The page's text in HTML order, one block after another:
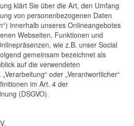
klärt Sie über die Art, den Umfang
von personenbezogenen Daten
innerhalb unseres Onlineangebotes
Webseiten, Funktionen und
wie z.B. unser Social
gemeinsam bezeichnet als
auf die verwendeten
oder „Verantwortlicher“
im Art. 4 der
(DSGVO).